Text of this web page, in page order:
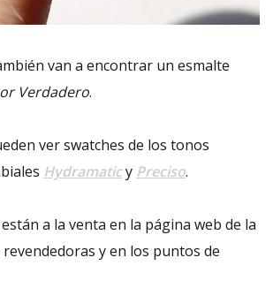
van a encontrar un esmalte
Verdadero.
ver swatches de los tonos
Hydramaticy Preciso.
a la venta en la página web de la
y en los puntos de